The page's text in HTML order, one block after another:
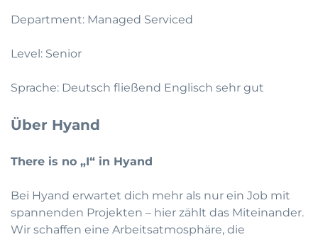
Department: Managed Serviced
Level: Senior
Sprache: Deutsch fließend Englisch sehr gut
Über Hyand
There is no „I“ in Hyand
Bei Hyand erwartet dich mehr als nur ein Job mit
spannenden Projekten – hier zählt das Miteinander.
Wir schaffen eine Arbeitsatmosphäre, die